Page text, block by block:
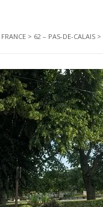
FRANCE > 62 – PAS-DE-CALAIS >